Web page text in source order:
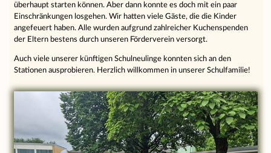
überhaupt starten können. Aber dann konnte es doch mit ein paar
Einschränkungen losgehen. Wir hatten viele Gäste, die die Kinder
angefeuert haben. Alle wurden aufgrund zahlreicher Kuchenspenden
der Eltern bestens durch unseren Förderverein versorgt.
Auch viele unserer künftigen Schulneulinge konnten sich an den
Stationen ausprobieren. Herzlich willkommen in unserer Schulfamilie!